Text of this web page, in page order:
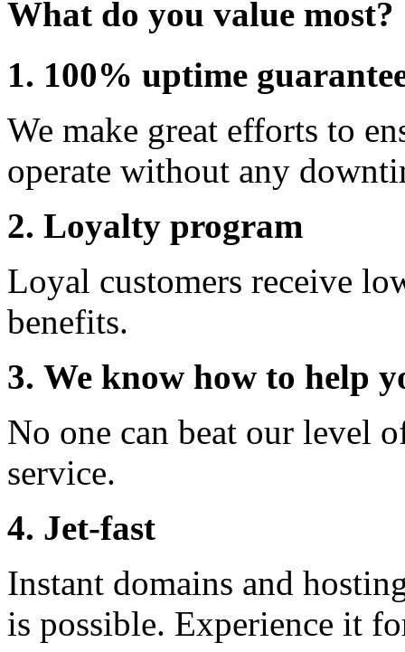
What do you value most?
1. 100% uptime
We make great efforts to
operate without any
2. Loyalty program
Loyal customers receive
benefits.
3. We know how to help
No one can beat our level
service.
4. Jet-fast
Instant domains and
is possible. Experience it